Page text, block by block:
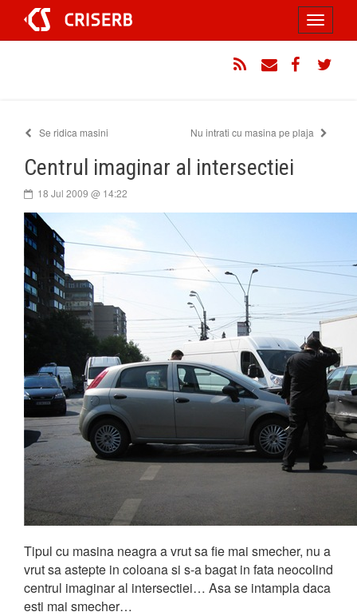
conținut
Toggle
Se ridica masini Nu intrati cu masina pe plaja
Centrul imaginar al intersectiei
18 Jul 2009 @ 14:22
Tipul cu masina neagra a vrut sa fie mai smecher, nu a
vrut sa astepte in coloana si s-a bagat in fata neocolind
centrul imaginar al intersectiei… Asa se intampla daca
esti mai smecher…